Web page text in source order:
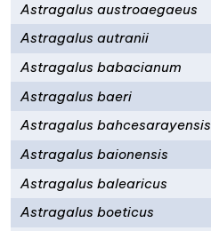
Astragalus austroaegaeus
Astragalus autranii
Astragalus babacianum
Astragalus baeri
Astragalus bahcesarayensis
Astragalus baionensis
Astragalus balearicus
Astragalus boeticus